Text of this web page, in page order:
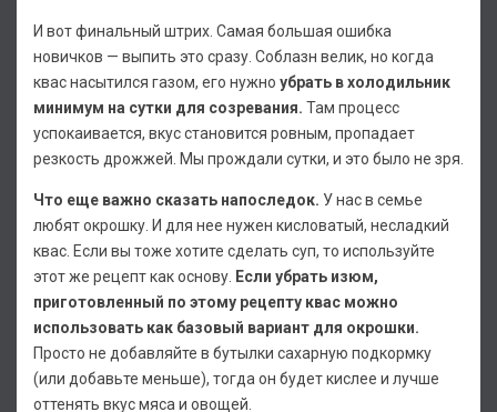
И вот финальный штрих. Самая большая ошибка
новичков — выпить это сразу. Соблазн велик, но когда
квас насытился газом, его нужно убрать в холодильник
минимум на сутки для созревания. Там процесс
успокаивается, вкус становится ровным, пропадает
резкость дрожжей. Мы прождали сутки, и это было не зря.
Что еще важно сказать напоследок. У нас в семье
любят окрошку. И для нее нужен кисловатый, несладкий
квас. Если вы тоже хотите сделать суп, то используйте
этот же рецепт как основу. Если убрать изюм,
приготовленный по этому рецепту квас можно
использовать как базовый вариант для окрошки.
Просто не добавляйте в бутылки сахарную подкормку
(или добавьте меньше), тогда он будет кислее и лучше
оттенять вкус мяса и овощей.